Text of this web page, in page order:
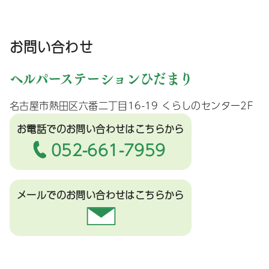
お問い合わせ
ヘルパーステーションひだまり
名古屋市熱田区六番二丁目16-19 くらしのセンター2F
お電話でのお問い合わせはこちらから
052-661-7959
メールでのお問い合わせはこちらから